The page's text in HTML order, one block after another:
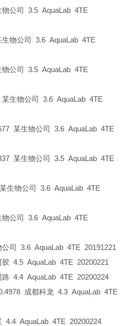
物公司3.5 AquaLab 4TE
生物公司3.6 AquaLab 4TE
物公司3.5 AquaLab 4TE
某生物公司3.6 AquaLab 4TE
某生物公司3.6 AquaLab 4TE
某生物公司3.5 AquaLab 4TE
某生物公司3.6 AquaLab 4TE
物公司3.6 AquaLab 4TE
公司3.6 AquaLab 4TE 20191221
胶4.5 AquaLab 4TE 20200221
路4.4 AquaLab 4TE 20200224
成都科龙4.3 AquaLab 4TE
4.4 AquaLab 4TE 20200224